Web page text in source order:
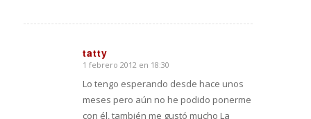
tatty
Dice:
1 febrero 2012 en 18:30
Lo tengo esperando desde hace unos
meses pero aún no he podido ponerme
con él, también me gustó mucho La